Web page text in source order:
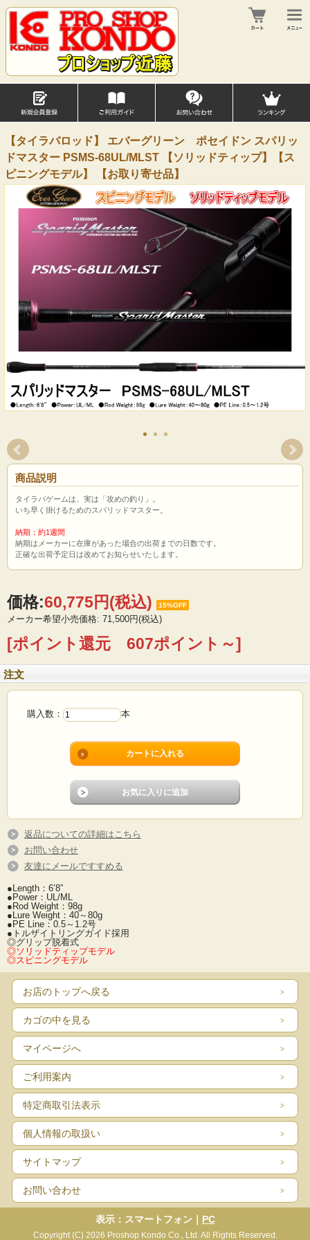
【タイラバロッド】 エバーグリーン ポセイドン スパリッ
ドマスター PSMS-68UL/MLST 【ソリッドティップ】【ス
ピニングモデル】 【お取り寄せ品】
商品説明
タイラバゲームは、実は「攻めの釣り」。
いち早く掛けるためのスパリッドマスター。
納期：約1週間
納期はメーカーに在庫があった場合の出荷までの日数です。
正確な出荷予定日は改めてお知らせいたします。
価格:60,775円(税込) 15%OFF
メーカー希望小売価格: 71,500円(税込)
[ポイント還元 607ポイント～]
注文
購入数： 本
返品についての詳細はこちら
お問い合わせ
友達にメールですすめる
●Length：6’8”
●Power：UL/ML
●Rod Weight：98g
●Lure Weight：40～80g
●PE Line：0.5～1.2号
●トルザイトリングガイド採用
◎グリップ脱着式
◎ソリッドティップモデル
◎スピニングモデル
お店のトップへ戻る
カゴの中を見る
マイページへ
ご利用案内
特定商取引法表示
個人情報の取扱い
サイトマップ
お問い合わせ
表示：スマートフォン｜ PC
Copyright (C) 2026 Proshop Kondo Co., Ltd. All Rights Reserved.